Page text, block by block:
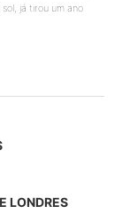
já tirou um ano
LONDRES